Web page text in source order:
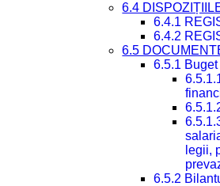
6.4
6.4.1
6.4.2
6.5
6.5.1
legii,
6.5.2